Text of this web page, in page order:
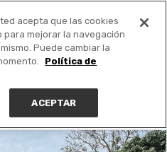
PUBLICA GRATIS +
acepta que las cookies
mejorar la navegación
Puede cambiar la
Política de
ACEPTAR